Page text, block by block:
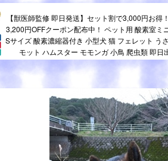
【獣医師監修 即日発送】セット割で3,000円お得
3,200円OFFクーポン配布中！ ペット用 酸素室ミ
Sサイズ 酸素濃縮器付き 小型犬 猫 フェレット う
モット ハムスター モモンガ 小鳥 爬虫類 即日